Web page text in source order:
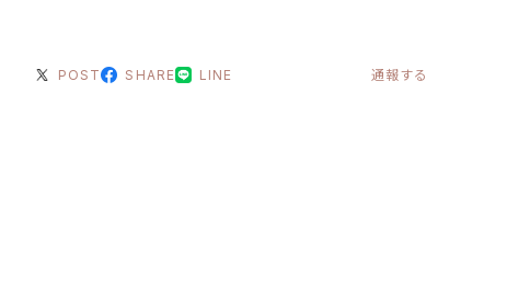
POST SHARE LINE 通報する